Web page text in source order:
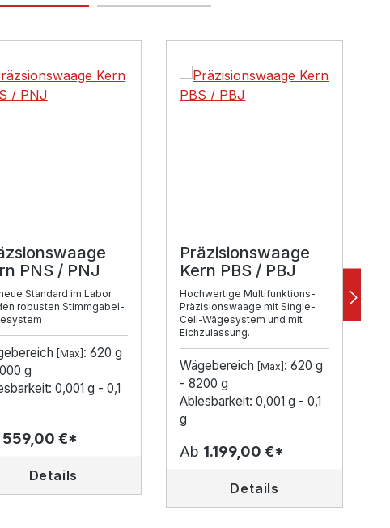
PNS / PNJ
Standard im Labor
robusten Stimmgabel-
[Max] : 620 g
g
0,001 g - 0,1
559,00 €*
Details
Präzisionswaage
Kern PBS / PBJ
Hochwertige Multifunktions-
Präzisionswaage mit Single-
Cell-Wägesystem und mit
Eichzulassung.
Wägebereich [Max] : 620 g
- 8200 g
Ablesbarkeit: 0,001 g - 0,1
g
Ab 1.199,00 €*
Details